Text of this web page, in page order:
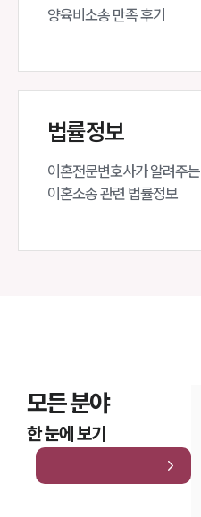
양육비소송 만족 후기
법률정보
이혼전문변호사가 알려주는
이혼소송 관련 법률정보
모든 분야
한 눈에 보기